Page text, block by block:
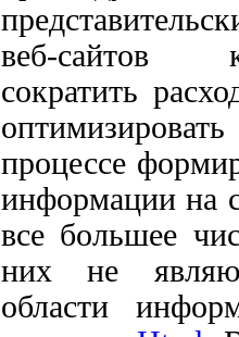
веб-сайтов
сократить
процессе
информации на
все большее
них не
области